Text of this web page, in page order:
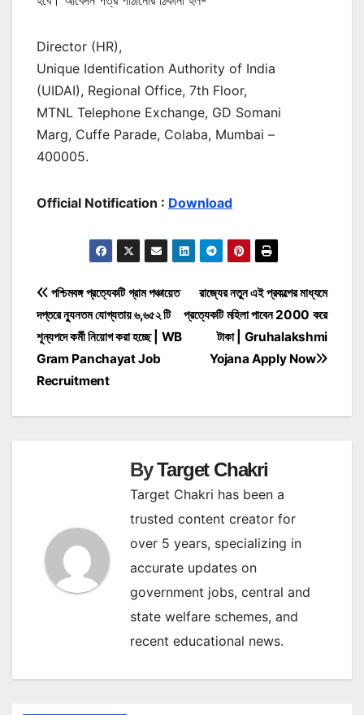
Director (HR),
Unique Identification Authority of India
(UIDAI), Regional Office, 7th Floor,
MTNL Telephone Exchange, GD Somani
Marg, Cuffe Parade, Colaba, Mumbai –
400005.
Official Notification : Download
Post
navigation
রাজ্যের নতুন এই প্রকল্পের মাধ্যমে
প্রত্যেকটি মহিলা পাবেন 2000 করে
টাকা | Gruhalakshmi
Yojana Apply Now
পশ্চিমবঙ্গ প্রত্যেকটি গ্রাম পঞ্চায়েত
দপ্তরে ন্যুনতম যোগ্যতায় ৬,৬৫২ টি
শূন্যপদে কর্মী নিয়োগ করা হচ্ছে | WB
Gram Panchayat Job
Recruitment
ByTarget Chakri
Target Chakri has been a
trusted content creator for
over 5 years, specializing in
accurate updates on
government jobs, central and
state welfare schemes, and
recent educational news.